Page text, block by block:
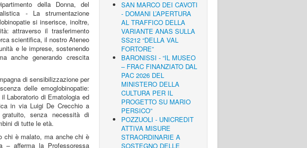
della Donna, del
- La strumentazione
si inserisce, inoltre,
attraverso il trasferimento
scientifica, il nostro Ateneo
e le imprese, sostenendo
anche generando crescita
di sensibilizzazione per
delle emoglobinopatie:
Laboratorio di Ematologia ed
in via Luigi De Crecchio a
senza necessità di
di tutte le età.
chi è malato, ma anche chi è
– afferma la Professoressa
SAN MARCO DEI CAVOTI
- DOMANI L’APERTURA
AL TRAFFICO DELLA
VARIANTE ANAS SULLA
SS212 “DELLA VAL
FORTORE”
BARONISSI - “IL MUSEO
– FRAC FINANZIATO DAL
PAC 2026 DEL
MINISTERO DELLA
CULTURA PER IL
PROGETTO SU MARIO
PERSICO”
POZZUOLI - UNICREDIT
ATTIVA MISURE
STRAORDINARIE A
SOSTEGNO DELLE